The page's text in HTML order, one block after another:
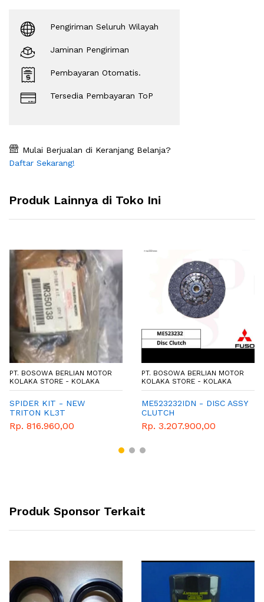
Pengiriman Seluruh Wilayah
Jaminan Pengiriman
Pembayaran Otomatis.
Tersedia Pembayaran ToP
Mulai Berjualan di Keranjang Belanja?
Daftar Sekarang!
Produk Lainnya di Toko Ini
PT. BOSOWA BERLIAN MOTOR
KOLAKA STORE - KOLAKA
SPIDER KIT - NEW
TRITON KL3T
Rp. 816.960,00
PT. BOSOWA BERLIAN MOTOR
KOLAKA STORE - KOLAKA
ME523232IDN - DISC ASSY
CLUTCH
Rp. 3.207.900,00
Produk Sponsor Terkait